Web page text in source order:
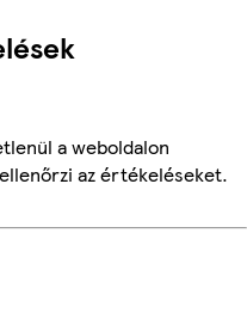
a weboldalon
az értékeléseket.